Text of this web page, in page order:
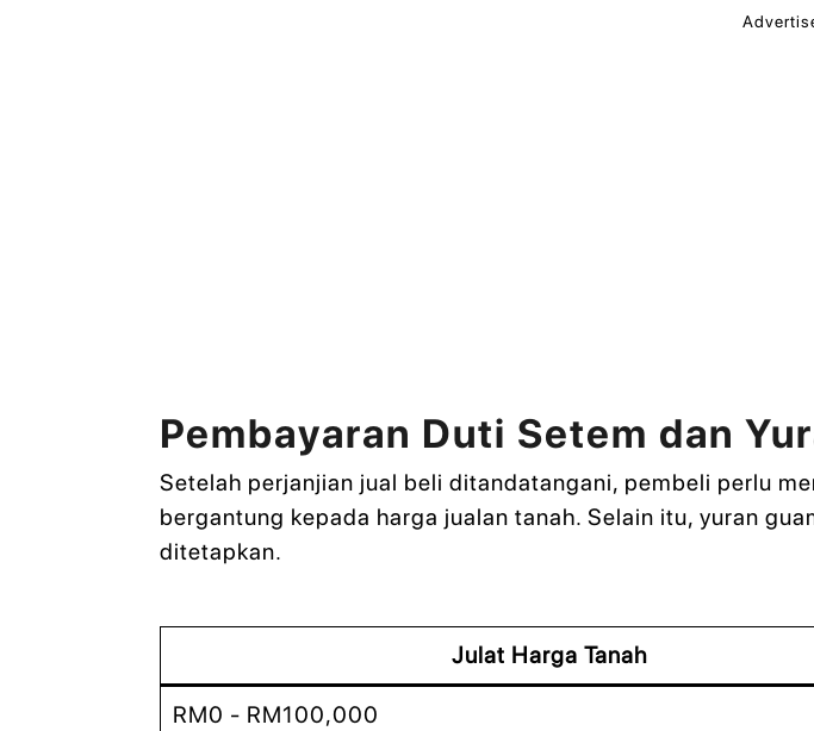
Pembayaran Duti Setem dan
Setelah perjanjian jual beli ditandatangani, pembeli perlu
bergantung kepada harga jualan tanah. Selain itu, yuran
ditetapkan.
Julat Harga Tanah
RM0 - RM100,000